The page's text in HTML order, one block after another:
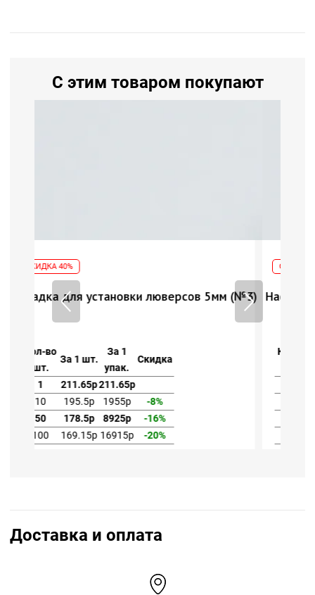
С этим товаром покупают
5мм (№3) Насадка для установки люверсов 5мм (№3)
Кол-во
За 1 шт.
упак.
1 211.65р
10
195.5р 1955р
50
178.5р 8925р
100
169.15р 16915р
Доставка и оплата